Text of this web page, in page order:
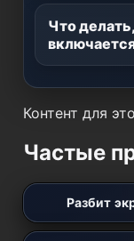
Что
Контент для
Частые
Разбит